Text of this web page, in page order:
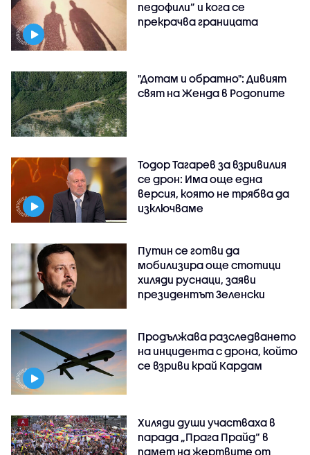
педофили” и кога се
прекрачва границата
"Дотам и обратно": Дивият
свят на Женда в Родопите
Тодор Тагарев за взривилия
се дрон: Има още една
версия, която не трябва да
изключваме
Путин се готви да
мобилизира още стотици
хиляди руснаци, заяви
президентът Зеленски
Продължава разследването
на инцидента с дрона, който
се взриви край Кардам
Хиляди души участваха в
парада „Прага Прайд“ в
памет на жертвите от